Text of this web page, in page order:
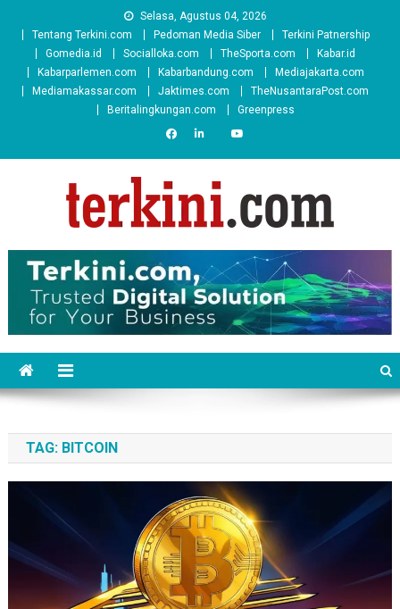
Selasa, Agustus 04, 2026
Tentang Terkini.com
Pedoman Media Siber
Terkini Patnership
Gomedia.id
Socialloka.com TheSporta.com
Kabar.id
Kabarparlemen.com
Kabarbandung.com
Mediajakarta.com
Mediamakassar.com
Jaktimes.com
TheNusantaraPost.com
Beritalingkungan.com
Greenpress
TAG: BITCOIN